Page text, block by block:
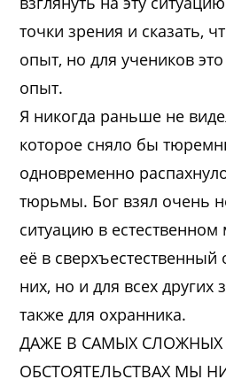
точки зрения и сказать,
опыт, но для учеников
опыт.
Я никогда раньше не
которое сняло бы
одновременно
тюрьмы. Бог взял очень
ситуацию в
её в сверхъестественный
них, но и для всех других
также для охранника.
ДАЖЕ В САМЫХ СЛОЖНЫХ
ОБСТОЯТЕЛЬСТВАХ МЫ